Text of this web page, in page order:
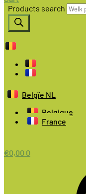
Products search
Belgïe NL
Belgique
France
€0,00 0